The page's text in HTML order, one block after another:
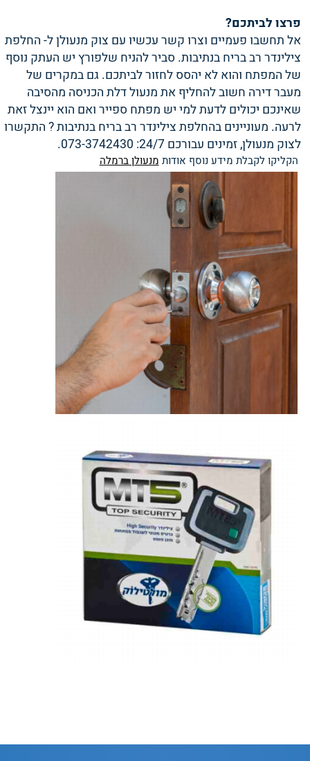
פרצו לביתכם?
אל תחשבו פעמיים וצרו קשר עכשיו עם צוק מנעולן ל- החלפת
צילינדר רב בריח בנתיבות. סביר להניח שלפורץ יש העתק נוסף
של המפתח והוא לא יהסס לחזור לביתכם. גם במקרים של
מעבר דירה חשוב להחליף את מנעול דלת הכניסה מהסיבה
שאינכם יכולים לדעת למי יש מפתח ספייר ואם הוא יינצל זאת
לרעה. מעוניינים בהחלפת צילינדר רב בריח בנתיבות ? התקשרו
לצוק מנעולן, זמינים עבורכם 24/7: 073-3742430.
הקליקו לקבלת מידע נוסף אודות מנעולן ברמלה